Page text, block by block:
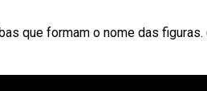
que formam o nome das